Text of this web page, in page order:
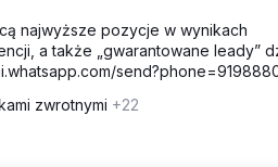
najwyższe pozycje w wynikach
a także „gwarantowane leady”
zwrotnymi +22